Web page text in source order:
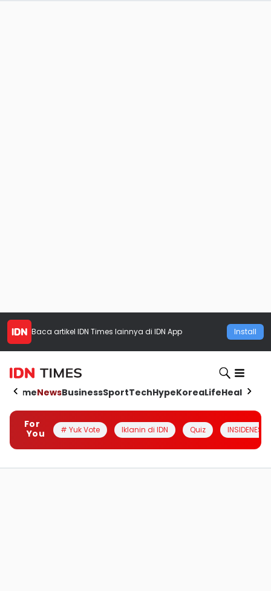
Baca artikel IDN Times lainnya di IDN App Install
HomeNewsBusinessSportTechHypeKoreaLifeHealth
For
You
# Yuk Vote Iklanin di IDN Quiz INSIDENESIA